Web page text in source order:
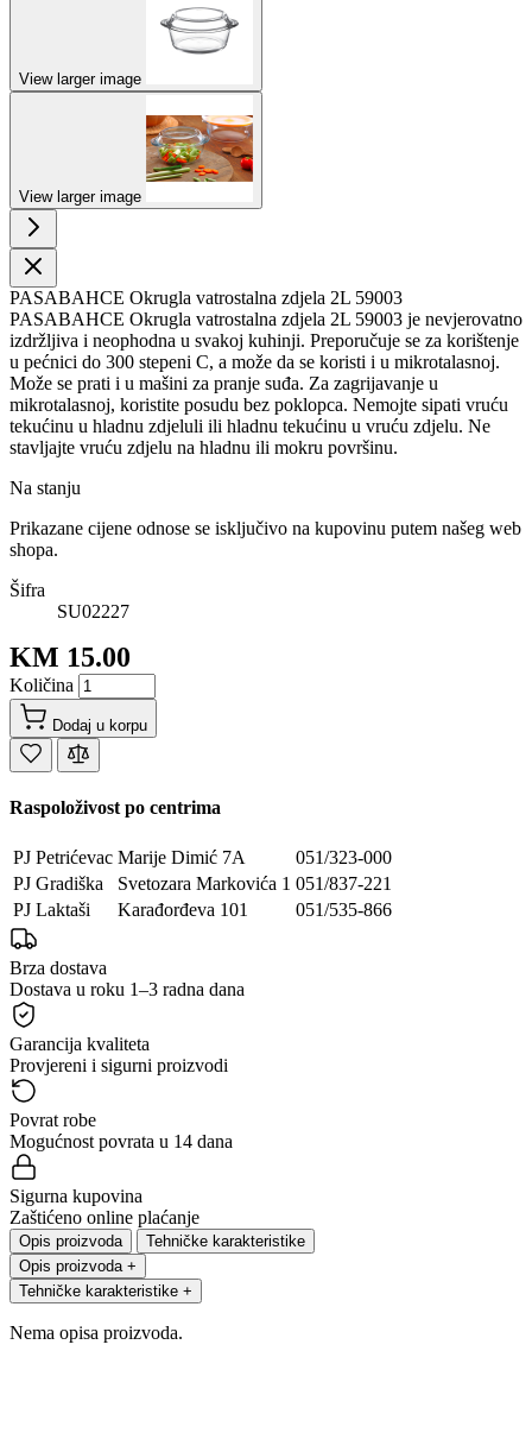
View larger image
View larger image
PASABAHCE Okrugla vatrostalna zdjela 2L 59003
PASABAHCE Okrugla vatrostalna zdjela 2L 59003 je nevjerovatno
izdržljiva i neophodna u svakoj kuhinji. Preporučuje se za korištenje
u pećnici do 300 stepeni C, a može da se koristi i u mikrotalasnoj.
Može se prati i u mašini za pranje suđa. Za zagrijavanje u
mikrotalasnoj, koristite posudu bez poklopca. Nemojte sipati vruću
tekućinu u hladnu zdjeluli ili hladnu tekućinu u vruću zdjelu. Ne
stavljajte vruću zdjelu na hladnu ili mokru površinu.
Na stanju
Prikazane cijene odnose se isključivo na kupovinu putem našeg web
shopa.
Šifra
SU02227
KM 15.00
Količina
Dodaj u korpu
Raspoloživost po centrima
PJ Petrićevac Marije Dimić 7A
051/323-000
PJ Gradiška
Svetozara Markovića 1 051/837-221
PJ Laktaši
Karađorđeva 101 051/535-866
Brza dostava
Dostava u roku 1–3 radna dana
Garancija kvaliteta
Provjereni i sigurni proizvodi
Povrat robe
Mogućnost povrata u 14 dana
Sigurna kupovina
Zaštićeno online plaćanje
Opis proizvoda
Tehničke karakteristike
Opis proizvoda +
Tehničke karakteristike +
Nema opisa proizvoda.